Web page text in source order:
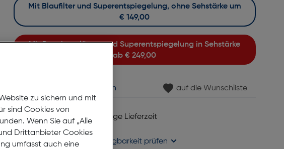
Mit Premiumgläsern und Superentspiegelung in Sehstärke
ab€ 249,00
€ 149,00
Jetzt Termin vereinbaren auf die Wunschliste
Lagernd | 6 bis 8 Werktage Lieferzeit
Nach Hause liefern
Selbstabholung in
Verfügbarkeit prüfen
zu sichern und mit
sind Cookies von
Wenn Sie auf „Alle
Drittanbieter Cookies
umfasst auch eine